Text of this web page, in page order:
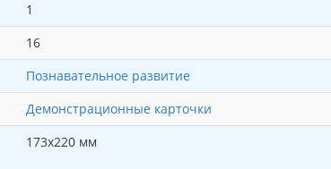
1
16
Познавательное развитие
Демонстрационные карточки
173х220 мм